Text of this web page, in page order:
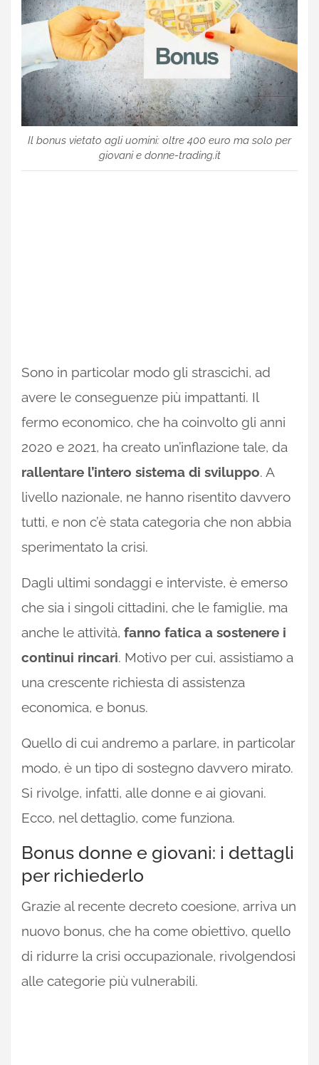
Il bonus vietato agli uomini: oltre 400 euro ma solo per
giovani e donne-trading.it
Sono in particolar modo gli strascichi, ad
avere le conseguenze più impattanti. Il
fermo economico, che ha coinvolto gli anni
2020 e 2021, ha creato un’inflazione tale, da
rallentare l’intero sistema di sviluppo. A
livello nazionale, ne hanno risentito davvero
tutti, e non c’è stata categoria che non abbia
sperimentato la crisi.
Dagli ultimi sondaggi e interviste, è emerso
che sia i singoli cittadini, che le famiglie, ma
anche le attività, fanno fatica a sostenere i
continui rincari. Motivo per cui, assistiamo a
una crescente richiesta di assistenza
economica, e bonus.
Quello di cui andremo a parlare, in particolar
modo, è un tipo di sostegno davvero mirato.
Si rivolge, infatti, alle donne e ai giovani.
Ecco, nel dettaglio, come funziona.
Bonus donne e giovani: i dettagli
per richiederlo
Grazie al recente decreto coesione, arriva un
nuovo bonus, che ha come obiettivo, quello
di ridurre la crisi occupazionale, rivolgendosi
alle categorie più vulnerabili.